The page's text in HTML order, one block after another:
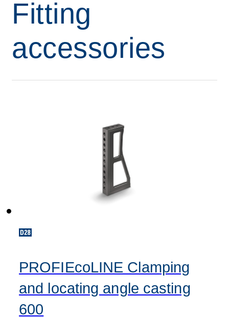
Fitting
accessories
PROFIEcoLINE Clamping
and locating angle casting
600